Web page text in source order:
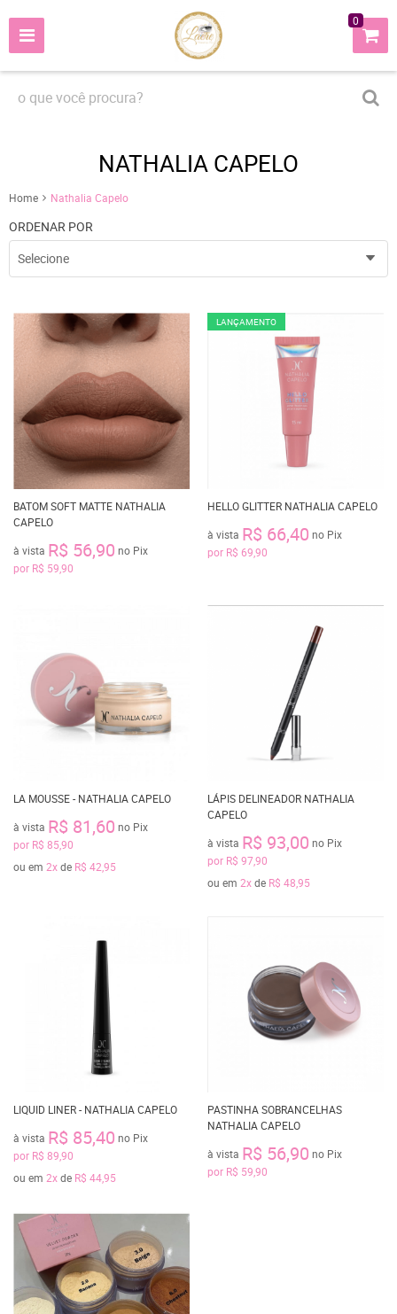
0
NATHALIA CAPELO
Home Nathalia Capelo
ORDENAR POR
Selecione
BATOM SOFT MATTE NATHALIA
CAPELO
à vista R$ 56,90 no Pix
por R$ 59,90
LANÇAMENTO
HELLO GLITTER NATHALIA CAPELO
à vista R$ 66,40 no Pix
por R$ 69,90
LA MOUSSE - NATHALIA CAPELO
à vista R$ 81,60 no Pix
por R$ 85,90
ou em 2xde R$ 42,95
LÁPIS DELINEADOR NATHALIA
CAPELO
à vista R$ 93,00 no Pix
por R$ 97,90
ou em 2xde R$ 48,95
LIQUID LINER - NATHALIA CAPELO
à vista R$ 85,40 no Pix
por R$ 89,90
ou em 2xde R$ 44,95
PASTINHA SOBRANCELHAS
NATHALIA CAPELO
à vista R$ 56,90 no Pix
por R$ 59,90